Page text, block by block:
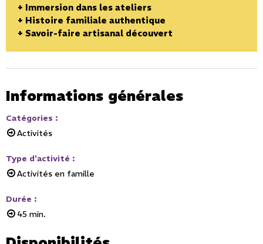
+ Immersion dans les ateliers
+ Histoire familiale authentique
+ Savoir-faire artisanal découvert
Informations générales
Catégories :
Activités
Type d'activité :
Activités en famille
Durée :
45 min.